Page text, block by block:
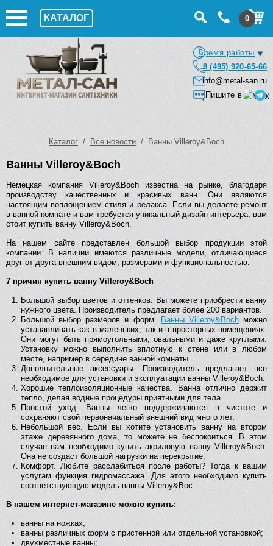
КАТАЛОГ 0
Время работы
8 (495) 920-65-66
info@metal-san.ru
Пишите в
Каталог / Все новости / Ванны Villeroy&Boch
Ванны Villeroy&Boch
Немецкая компания Villeroy&Boch известна на рынке, благодаря
производству качественных и красивых ванн. Они являются
настоящим воплощением стиля и релакса. Если вы делаете ремонт
в ванной комнате и вам требуется уникальный дизайн интерьера, вам
стоит купить ванну Villeroy&Boch.
На нашем сайте представлен большой выбор продукции этой
компании. В наличии имеются различные модели, отличающиеся
друг от друга внешним видом, размерами и функциональностью.
7 причин купить ванну Villeroy&Boch
Большой выбор цветов и оттенков. Вы можете приобрести ванну
нужного цвета. Производитель предлагает более 200 вариантов.
Большой выбор размеров и форм.
Ванны Villeroy&Bochможно
устанавливать как в маленьких, так и в просторных помещениях.
Они могут быть прямоугольными, овальными и даже круглыми.
Установку можно выполнить вплотную к стене или в любом
месте, например в середине ванной комнаты.
Дополнительные аксессуары. Производитель предлагает все
необходимое для установки и эксплуатации ванны Villeroy&Boch.
Хорошие теплоизоляционные качества. Ванна отлично держит
тепло, делая водные процедуры приятными для тела.
Простой уход. Ванны легко поддерживаются в чистоте и
сохраняют свой первоначальный внешний вид много лет.
Небольшой вес. Если вы хотите установить ванну на втором
этаже деревянного дома, то можете не беспокоиться. В этом
случае вам необходимо купить акриловую ванну Villeroy&Boch.
Она не создаст большой нагрузки на перекрытие.
Комфорт. Любите расслабиться после работы? Тогда к вашим
услугам функция гидромассажа. Для этого необходимо купить
соответствующую модель ванны Villeroy&Boc
В нашем интернет-магазине можно купить:
ванны на ножках;
ванны различных форм с пристенной или отдельной установкой;
двухместные ванны;